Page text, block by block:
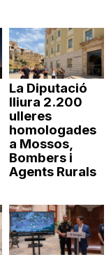
La Diputació
lliura 2.200
ulleres
homologades
a Mossos,
Bombers i
Agents Rurals